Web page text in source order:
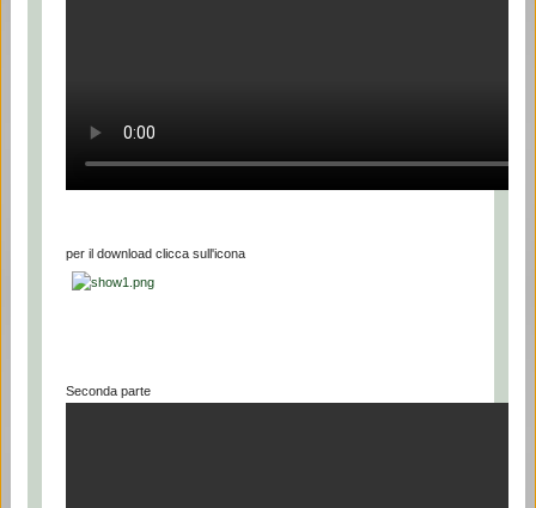
per il download clicca sull'icona
Seconda parte